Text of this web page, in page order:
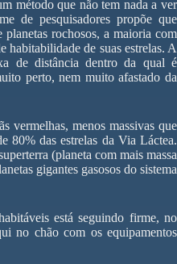
método que não tem nada a ver
de pesquisadores propõe que
rochosos, a maioria com
habitabilidade de suas estrelas. A
de distância dentro da qual é
perto, nem muito afastado da
vermelhas, menos massivas que
80% das estrelas da Via Láctea.
(planeta com mais massa
gigantes gasosos do sistema
está seguindo firme, no
no chão com os equipamentos